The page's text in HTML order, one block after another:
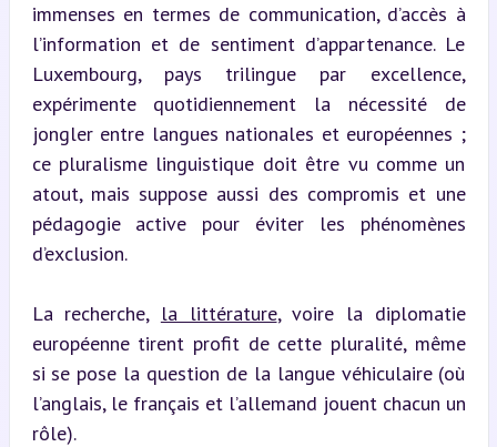
immenses en termes de communication, d’accès à
l’information et de sentiment d’appartenance. Le
Luxembourg, pays trilingue par excellence,
expérimente quotidiennement la nécessité de
jongler entre langues nationales et européennes ;
ce pluralisme linguistique doit être vu comme un
atout, mais suppose aussi des compromis et une
pédagogie active pour éviter les phénomènes
d’exclusion.
La recherche, la littérature, voire la diplomatie
européenne tirent profit de cette pluralité, même
si se pose la question de la langue véhiculaire (où
l’anglais, le français et l’allemand jouent chacun un
rôle).